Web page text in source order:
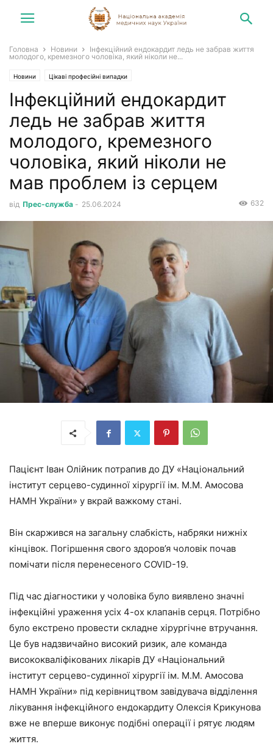
Головна Новини
Інфекційний ендокардит ледь не забрав життя
молодого, кремезного чоловіка, який ніколи не...
Новини Цікаві професійні випадки
Інфекційний ендокардит
ледь не забрав життя
молодого, кремезного
чоловіка, який ніколи не
мав проблем із серцем
від Прес-служба - 25.06.2024 632
Пацієнт Іван Олійник потрапив до ДУ «Національний
інститут серцево-судинної хірургії ім. М.М. Амосова
НАМН України» у вкрай важкому стані.
Він скаржився на загальну слабкість, набряки нижніх
кінцівок. Погіршення свого здоров’я чоловік почав
помічати після перенесеного COVID-19.
Під час діагностики у чоловіка було виявлено значні
інфекційні ураження усіх 4-ох клапанів серця. Потрібно
було екстрено провести складне хірургічне втручання.
Це був надзвичайно високий ризик, але команда
висококваліфікованих лікарів ДУ «Національний
інститут серцево-судинної хірургії ім. М.М. Амосова
НАМН України» під керівництвом завідувача відділення
лікування інфекційного ендокардиту Олексія Крикунова
вже не вперше виконує подібні операції і рятує людям
життя.